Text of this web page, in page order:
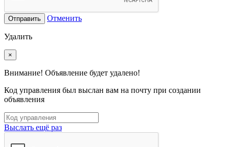
Отправить Отменить
Удалить
×
Внимание! Объявление будет удалено!
Код управления был выслан вам на почту при создании
объявления
Выслать ещё раз